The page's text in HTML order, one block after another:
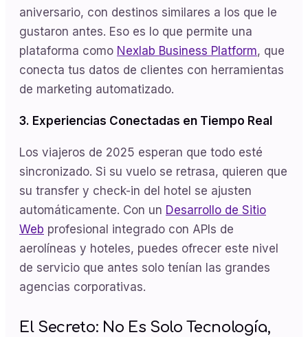
aniversario, con destinos similares a los que le
gustaron antes. Eso es lo que permite una
plataforma como Nexlab Business Platform, que
conecta tus datos de clientes con herramientas
de marketing automatizado.
3. Experiencias Conectadas en Tiempo Real
Los viajeros de 2025 esperan que todo esté
sincronizado. Si su vuelo se retrasa, quieren que
su transfer y check-in del hotel se ajusten
automáticamente. Con un Desarrollo de Sitio
Web profesional integrado con APIs de
aerolíneas y hoteles, puedes ofrecer este nivel
de servicio que antes solo tenían las grandes
agencias corporativas.
El Secreto: No Es Solo Tecnología,